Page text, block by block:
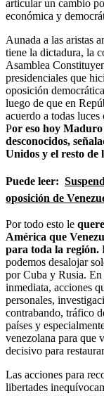
articular un cambio
económica y
Aunada a las aristas
tiene la dictadura, la
Asamblea
presidenciales que
oposición
luego de que en
acuerdo a todas
Por eso hoy
desconocidos,
Unidos y el resto de
Puede leer:
oposición de
Por todo esto le
América que
para toda la región.
podemos desalojar
por Cuba y Rusia. En
inmediata, acciones
personales,
contrabando, tráfico
países y
venezolana para que
decisivo para
Las acciones para
libertades